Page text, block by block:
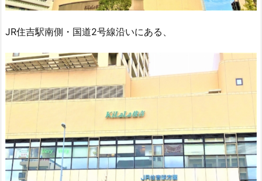
JR住吉駅南側・国道2号線沿いにある、